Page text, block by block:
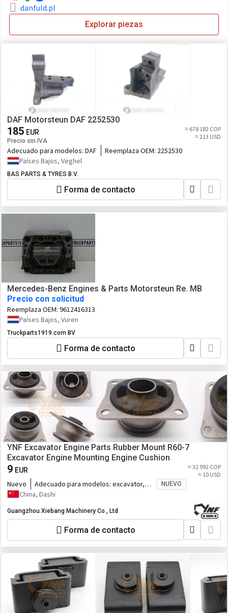
danfuld.pl
Explorar piezas
DAF Motorsteun DAF 2252530
185 EUR
Precio sin IVA
≈ 678 182 COP
≈ 213 USD
Adecuado para modelos: DAF Reemplaza OEM: 2252530
Países Bajos, Veghel
BAS PARTS & TYRES B.V.
Forma de contacto
Mercedes-Benz Engines & Parts Motorsteun Re. MB
Precio con solicitud
Reemplaza OEM: 9612416313
Países Bajos, Vuren
Truckparts1919.com BV
Forma de contacto
YNF Excavator Engine Parts Rubber Mount R60-7
Excavator Engine Mounting Engine Cushion
9 EUR
≈ 32 992 COP
≈ 10 USD
Nuevo Adecuado para modelos: excavator,
R60-7
NUEVO
China, Dashi
Guangzhou Xiebang Machinery Co., Ltd
Forma de contacto